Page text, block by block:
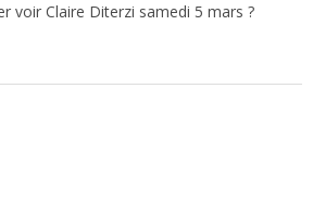
voir Claire Diterzi samedi 5 mars ?